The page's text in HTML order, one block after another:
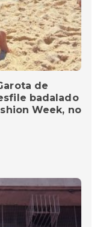
de
badalado
Week, no